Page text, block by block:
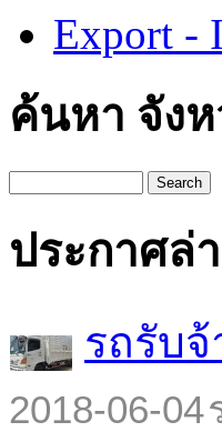
Export -
ค้นหา จัง
Search
ประกาศล่
รถรับ
2018-06-04